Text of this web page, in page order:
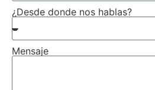
¿Desde donde nos hablas?
Mensaje